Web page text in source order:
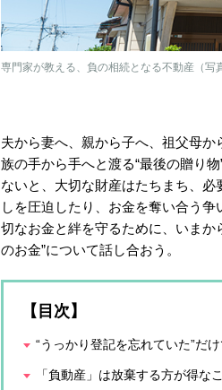
専門家が教える、負の相続となる不動産（写
夫から妻へ、親から子へ、祖父母
族の手から手へと渡る“最後の贈り
ないと、大切な財産はたちまち、必
しを圧迫したり、お金を奪い合う
切なお金と絆を守るために、いまか
のお金”について話し合おう。
【目次】
“うっかり登記を忘れていた”だ
「負動産」は放棄する方が得な